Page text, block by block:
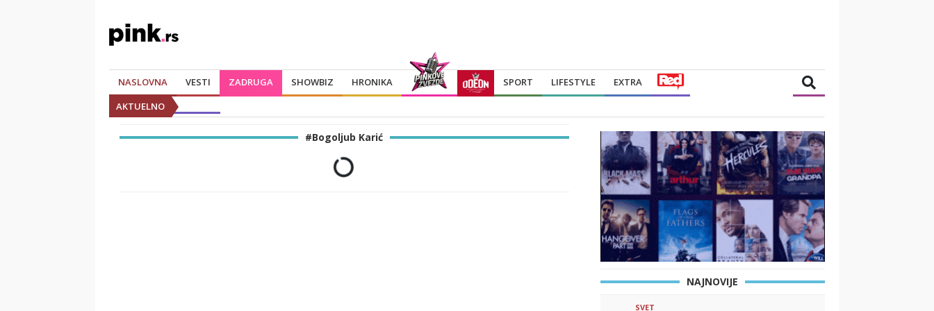
NASLOVNA VESTI ZADRUGA SHOWBIZ HRONIKA SPORT LIFESTYLE
EXTRA
AKTUELNO
#Bogoljub Karić
NAJNOVIJE
SVET